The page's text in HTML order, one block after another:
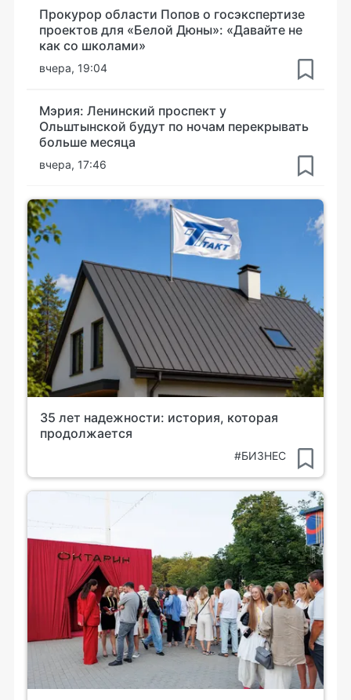
Прокурор области Попов о госэкспертизе
проектов для «Белой Дюны»: «Давайте не
как со школами»
вчера, 19:04
Мэрия: Ленинский проспект у
Ольштынской будут по ночам перекрывать
больше месяца
вчера, 17:46
35 лет надежности: история, которая
продолжается
#БИЗНЕС